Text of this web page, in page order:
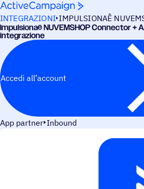
Salta al contenuto
INTEGRAZIONI IMPULSIONAÊ
Impul­sio­naê NUVEM­SHOP Connec­tor +
integrazione
Accedi all’account
App partner Inbound